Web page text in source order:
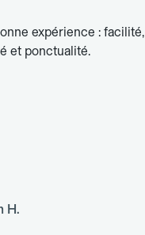
expérience : facilité,
et ponctualité.
H.